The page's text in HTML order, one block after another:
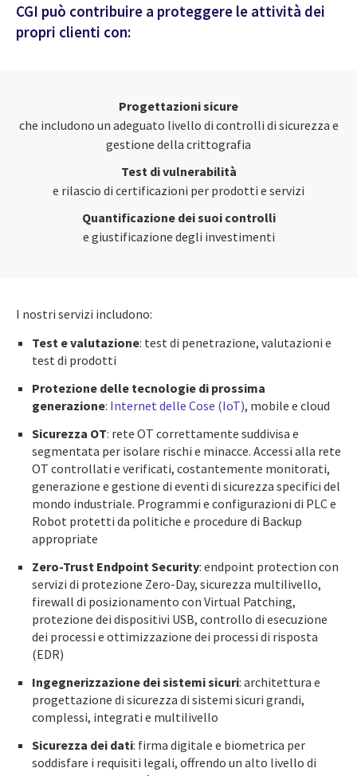
CGI può contribuire a proteggere le attività dei
propri clienti con:
Progettazioni sicure
che includono un adeguato livello di controlli di sicurezza e
gestione della crittografia
Test di vulnerabilità
e rilascio di certificazioni per prodotti e servizi
Quantificazione dei suoi controlli
e giustificazione degli investimenti
I nostri servizi includono:
Test e valutazione: test di penetrazione, valutazioni e
test di prodotti
Protezione delle tecnologie di prossima
generazione: Internet delle Cose (IoT), mobile e cloud
Sicurezza OT: rete OT correttamente suddivisa e
segmentata per isolare rischi e minacce. Accessi alla rete
OT controllati e verificati, costantemente monitorati,
generazione e gestione di eventi di sicurezza specifici del
mondo industriale. Programmi e configurazioni di PLC e
Robot protetti da politiche e procedure di Backup
appropriate
Zero-Trust Endpoint Security: endpoint protection con
servizi di protezione Zero-Day, sicurezza multilivello,
firewall di posizionamento con Virtual Patching,
protezione dei dispositivi USB, controllo di esecuzione
dei processi e ottimizzazione dei processi di risposta
(EDR)
Ingegnerizzazione dei sistemi sicuri: architettura e
progettazione di sicurezza di sistemi sicuri grandi,
complessi, integrati e multilivello
Sicurezza dei dati: firma digitale e biometrica per
soddisfare i requisiti legali, offrendo un alto livello di